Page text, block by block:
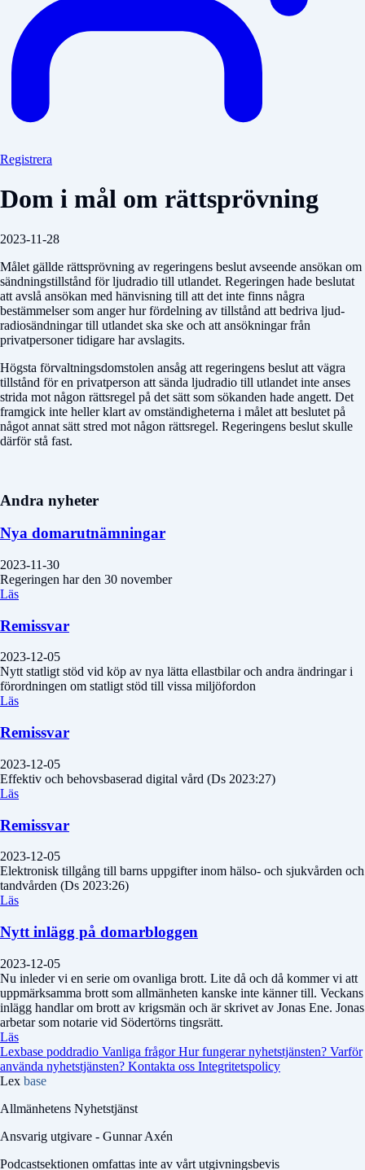
Registrera
Dom i mål om rättsprövning
2023-11-28
Målet gällde rättsprövning av regeringens beslut avseende ansökan om
sändningstillstånd för ljudradio till utlandet. Regeringen hade beslutat
att avslå ansökan med hänvisning till att det inte finns några
bestämmelser som anger hur fördelning av tillstånd att bedriva ljud-
radiosändningar till utlandet ska ske och att ansökningar från
privatpersoner tidigare har avslagits.
Högsta förvaltningsdomstolen ansåg att regeringens beslut att vägra
tillstånd för en privatperson att sända ljudradio till utlandet inte anses
strida mot någon rättsregel på det sätt som sökanden hade angett. Det
framgick inte heller klart av omständigheterna i målet att beslutet på
något annat sätt stred mot någon rättsregel. Regeringens beslut skulle
därför stå fast.
Andra nyheter
Nya domarutnämningar
2023-11-30
Regeringen har den 30 november
Läs
Remissvar
2023-12-05
Nytt statligt stöd vid köp av nya lätta ellastbilar och andra ändringar i
förordningen om statligt stöd till vissa miljöfordon
Läs
Remissvar
2023-12-05
Effektiv och behovsbaserad digital vård (Ds 2023:27)
Läs
Remissvar
2023-12-05
Elektronisk tillgång till barns uppgifter inom hälso- och sjukvården och
tandvården (Ds 2023:26)
Läs
Nytt inlägg på domarbloggen
2023-12-05
Nu inleder vi en serie om ovanliga brott. Lite då och då kommer vi att
uppmärksamma brott som allmänheten kanske inte känner till. Veckans
inlägg handlar om brott av krigsmän och är skrivet av Jonas Ene. Jonas
arbetar som notarie vid Södertörns tingsrätt.
Läs
Lexbase poddradio Vanliga frågorHur fungerar nyhetstjänsten? Varför
använda nyhetstjänsten? Kontakta oss Integritetspolicy
Lex base
Allmänhetens Nyhetstjänst
Ansvarig utgivare - Gunnar Axén
Podcastsektionen omfattas inte av vårt utgivningsbevis